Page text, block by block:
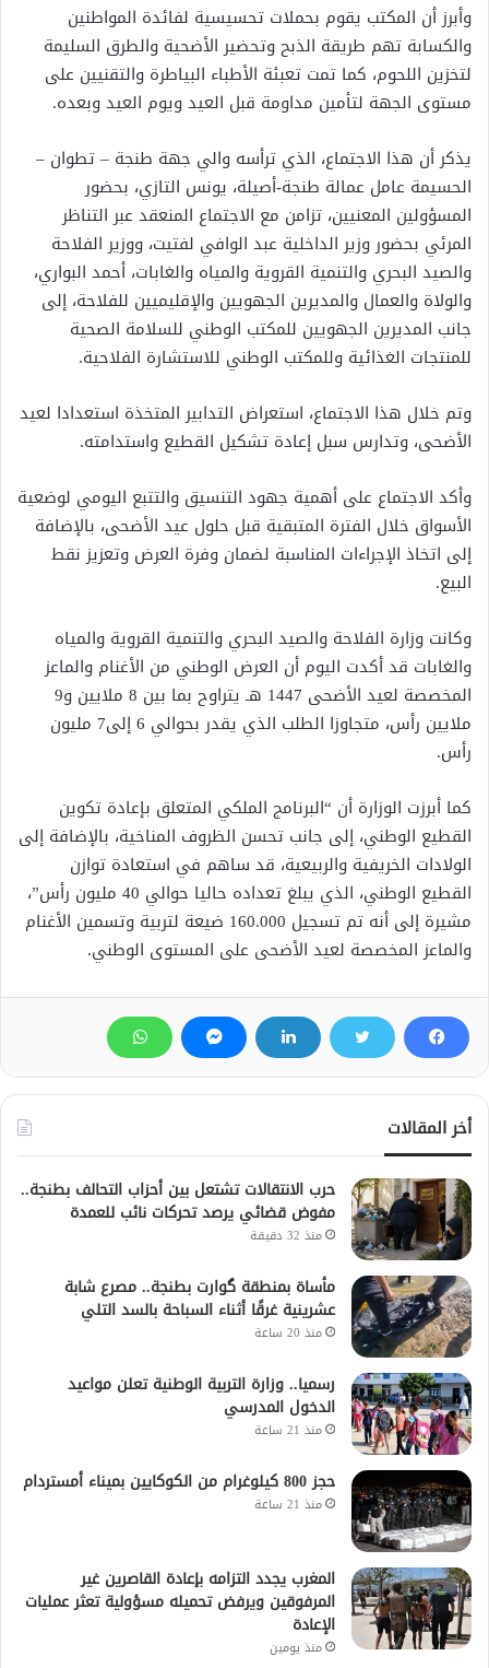
وأبرز أن المكتب يقوم بحملات تحسيسية لفائدة المواطنين
والكسابة تهم طريقة الذبح وتحضير الأضحية والطرق السليمة
لتخزين اللحوم، كما تمت تعبئة الأطباء البياطرة والتقنيين على
مستوى الجهة لتأمين مداومة قبل العيد ويوم العيد وبعده.
يذكر أن هذا الاجتماع، الذي ترأسه والي جهة طنجة – تطوان –
الحسيمة عامل عمالة طنجة-أصيلة، يونس التازي، بحضور
المسؤولين المعنيين، تزامن مع الاجتماع المنعقد عبر التناظر
المرئي بحضور وزير الداخلية عبد الوافي لفتيت، ووزير الفلاحة
والصيد البحري والتنمية القروية والمياه والغابات، أحمد البواري،
والولاة والعمال والمديرين الجهويين والإقليميين للفلاحة، إلى
جانب المديرين الجهويين للمكتب الوطني للسلامة الصحية
للمنتجات الغذائية وللمكتب الوطني للاستشارة الفلاحية.
وتم خلال هذا الاجتماع، استعراض التدابير المتخذة استعدادا لعيد
الأضحى، وتدارس سبل إعادة تشكيل القطيع واستدامته.
وأكد الاجتماع على أهمية جهود التنسيق والتتبع اليومي لوضعية
الأسواق خلال الفترة المتبقية قبل حلول عيد الأضحى، بالإضافة
إلى اتخاذ الإجراءات المناسبة لضمان وفرة العرض وتعزيز نقط
البيع.
وكانت وزارة الفلاحة والصيد البحري والتنمية القروية والمياه
والغابات قد أكدت اليوم أن العرض الوطني من الأغنام والماعز
المخصصة لعيد الأضحى 1447 هـ يتراوح بما بين 8 ملايين و9
ملايين رأس، متجاوزا الطلب الذي يقدر بحوالي 6 إلى7 مليون
رأس.
كما أبرزت الوزارة أن “البرنامج الملكي المتعلق بإعادة تكوين
القطيع الوطني، إلى جانب تحسن الظروف المناخية، بالإضافة إلى
الولادات الخريفية والربيعية، قد ساهم في استعادة توازن
القطيع الوطني، الذي يبلغ تعداده حاليا حوالي 40 مليون رأس”،
مشيرة إلى أنه تم تسجيل 160.000 ضيعة لتربية وتسمين الأغنام
والماعز المخصصة لعيد الأضحى على المستوى الوطني.
أخر المقالات
حرب الانتقالات تشتعل بين أحزاب التحالف بطنجة..
مفوض قضائي يرصد تحركات نائب للعمدة
منذ 32 دقيقة
مأساة بمنطقة گوارت بطنجة.. مصرع شابة
عشرينية غرقًا أثناء السباحة بالسد التلي
منذ 20 ساعة
رسميا.. وزارة التربية الوطنية تعلن مواعيد
الدخول المدرسي
منذ 21 ساعة
حجز 800 كيلوغرام من الكوكايين بميناء أمستردام
منذ 21 ساعة
المغرب يجدد التزامه بإعادة القاصرين غير
المرفوقين ويرفض تحميله مسؤولية تعثر عمليات
الإعادة
منذ يومين